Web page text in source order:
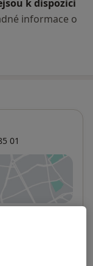
k dispozici
informace o
01
nové záložce
aktivní